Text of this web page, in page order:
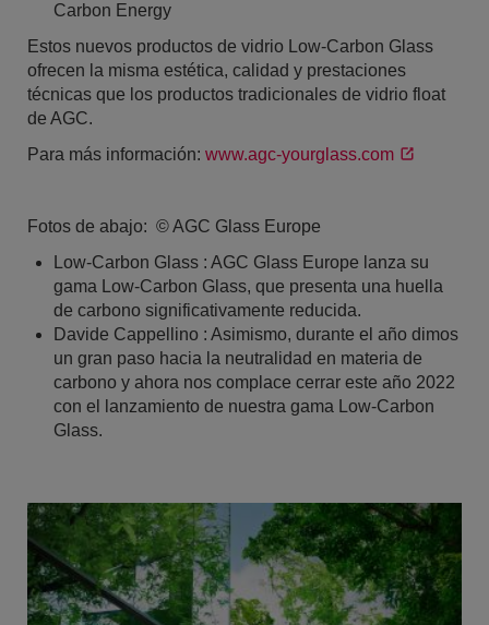
Carbon Energy
Estos nuevos productos de vidrio Low-Carbon Glass
ofrecen la misma estética, calidad y prestaciones
técnicas que los productos tradicionales de vidrio float
de AGC.
Para más información: www.agc-yourglass.com
Fotos de abajo: © AGC Glass Europe
Low-Carbon Glass : AGC Glass Europe lanza su
gama Low-Carbon Glass, que presenta una huella
de carbono significativamente reducida.
Davide Cappellino : Asimismo, durante el año dimos
un gran paso hacia la neutralidad en materia de
carbono y ahora nos complace cerrar este año 2022
con el lanzamiento de nuestra gama Low-Carbon
Glass.